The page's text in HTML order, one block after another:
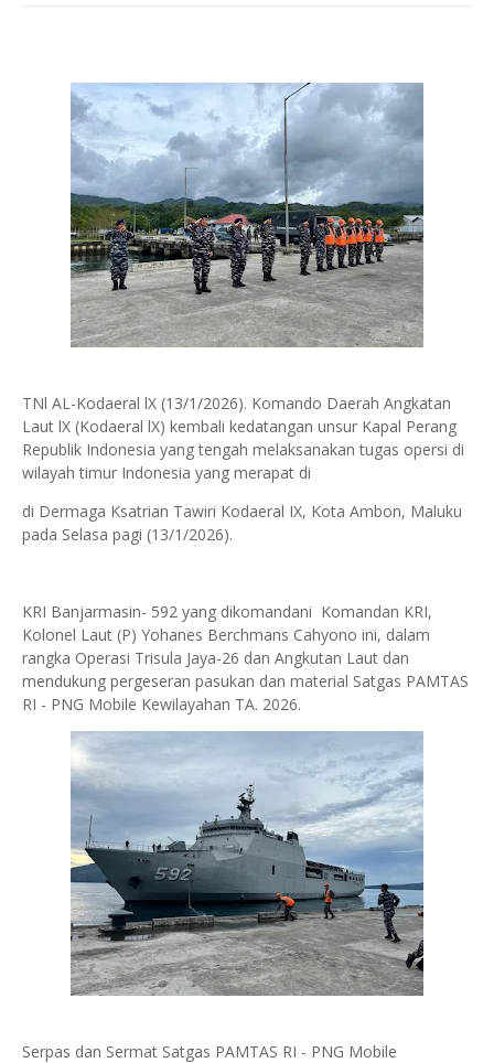
TNl AL-Kodaeral lX (13/1/2026). Komando Daerah Angkatan
Laut lX (Kodaeral lX) kembali kedatangan unsur Kapal Perang
Republik Indonesia yang tengah melaksanakan tugas opersi di
wilayah timur Indonesia yang merapat di
di Dermaga Ksatrian Tawiri Kodaeral IX, Kota Ambon, Maluku
pada Selasa pagi (13/1/2026).
KRI Banjarmasin- 592 yang dikomandani Komandan KRI,
Kolonel Laut (P) Yohanes Berchmans Cahyono ini, dalam
rangka Operasi Trisula Jaya-26 dan Angkutan Laut dan
mendukung pergeseran pasukan dan material Satgas PAMTAS
RI - PNG Mobile Kewilayahan TA. 2026.
Serpas dan Sermat Satgas PAMTAS RI - PNG Mobile